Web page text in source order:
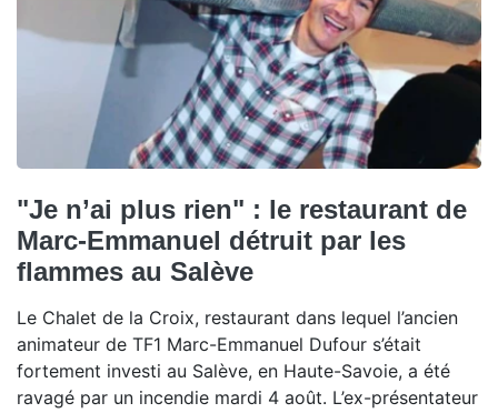
"Je n’ai plus rien" : le restaurant de
Marc-Emmanuel détruit par les
flammes au Salève
Le Chalet de la Croix, restaurant dans lequel l’ancien
animateur de TF1 Marc-Emmanuel Dufour s’était
fortement investi au Salève, en Haute-Savoie, a été
ravagé par un incendie mardi 4 août. L’ex-présentateur